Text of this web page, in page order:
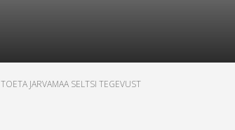
TOETA JARVAMAA SELTSI TEGEVUST